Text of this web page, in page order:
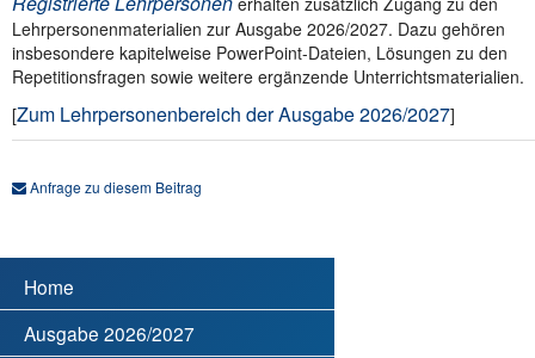
Lehrpersonenmaterialien zur Ausgabe 2026/2027. Dazu gehören
insbesondere kapitelweise PowerPoint-Dateien, Lösungen zu den
Repetitionsfragen sowie weitere ergänzende Unterrichtsmaterialien.
[Zum Lehrpersonenbereich der Ausgabe 2026/2027]
Anfrage zu diesem Beitrag
Home
Ausgabe 2026/2027